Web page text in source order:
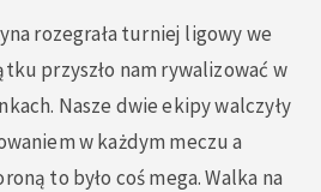
rozegrała turniej ligowy we
przyszło nam rywalizować w
Nasze dwie ekipy walczyły
w każdym meczu a
to było coś mega. Walka na